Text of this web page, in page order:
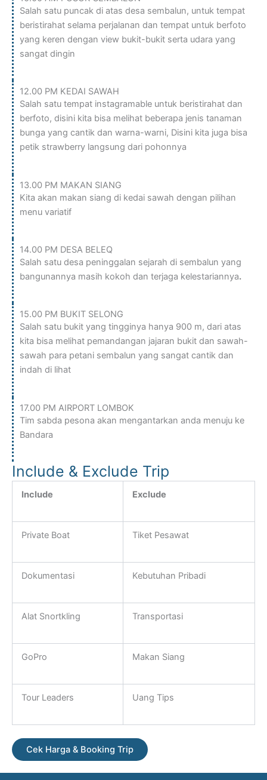
Salah satu puncak di atas desa sembalun, untuk tempat
beristirahat selama perjalanan dan tempat untuk berfoto
yang keren dengan view bukit-bukit serta udara yang
sangat dingin
12.00 PM KEDAI SAWAH
Salah satu tempat instagramable untuk beristirahat dan
berfoto, disini kita bisa melihat beberapa jenis tanaman
bunga yang cantik dan warna-warni, Disini kita juga bisa
petik strawberry langsung dari pohonnya
13.00 PM MAKAN SIANG
Kita akan makan siang di kedai sawah dengan pilihan
menu variatif
14.00 PM DESA BELEQ
Salah satu desa peninggalan sejarah di sembalun yang
bangunannya masih kokoh dan terjaga kelestariannya.
15.00 PM BUKIT SELONG
Salah satu bukit yang tingginya hanya 900 m, dari atas
kita bisa melihat pemandangan jajaran bukit dan sawah-
sawah para petani sembalun yang sangat cantik dan
indah di lihat
17.00 PM AIRPORT LOMBOK
Tim sabda pesona akan mengantarkan anda menuju ke
Bandara
Include & Exclude Trip
Include Exclude
Private Boat Tiket Pesawat
Dokumentasi Kebutuhan Pribadi
Alat Snortkling Transportasi
GoPro Makan Siang
Tour Leaders Uang Tips
Cek Harga & Booking Trip